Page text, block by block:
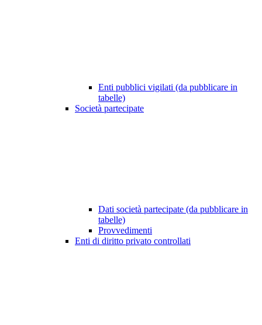
Enti pubblici vigilati (da pubblicare in
tabelle)
Società partecipate
Dati società partecipate (da pubblicare in
tabelle)
Provvedimenti
Enti di diritto privato controllati